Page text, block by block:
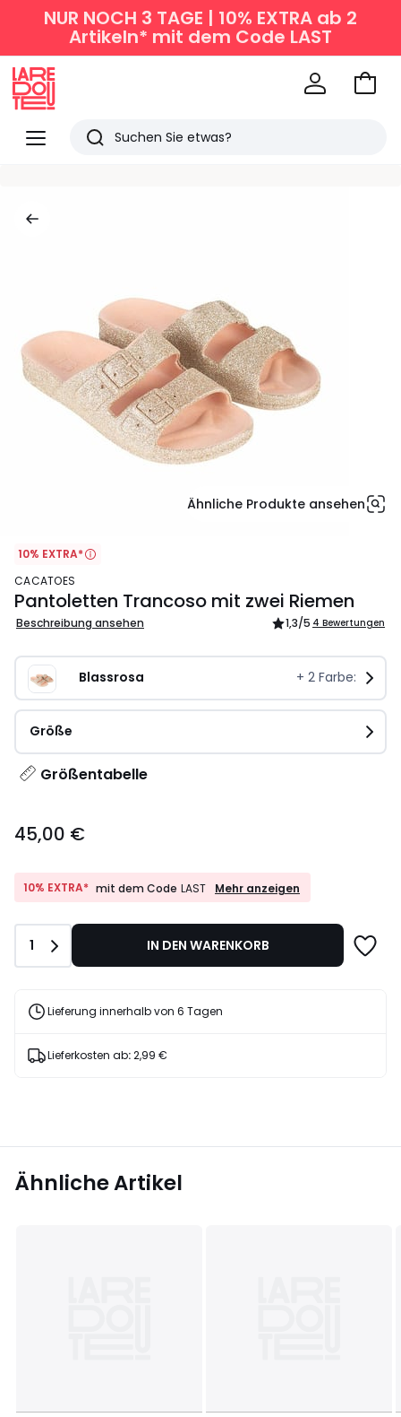
NUR NOCH 3 TAGE | 10% EXTRA ab 2
Artikeln* mit dem Code LAST
Menü
Redoute
Suchen
Zum
Ähnliche Produkte ansehen
10% EXTRA*
CACATOES
Pantoletten Trancoso mit zwei Riemen
Beschreibung ansehen 1,3/5 4 Bewertungen
Blassrosa + 2 Farbe:
Größe
Größentabelle
€.
45,00 €
10% EXTRA* mit dem Code LAST
10%
Code
LAST
Mehr anzeigen
Anzahl
1 IN DEN WARENKORB
Lieferung innerhalb von 6 Tagen
Lieferkosten ab:2,99 €
Ähnliche Artikel